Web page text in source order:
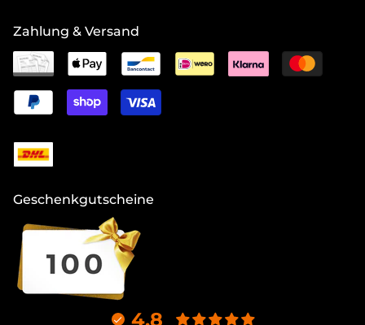
Zahlung & Versand
Geschenkgutscheine
4.8